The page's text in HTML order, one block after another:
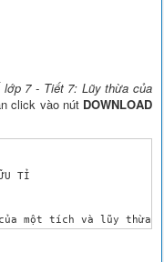
7 - Tiết 7: Lũy thừa của
click vào nút DOWNLOAD
một tích và lũy thừa
trong tính toán.
lí giải các với các BT :